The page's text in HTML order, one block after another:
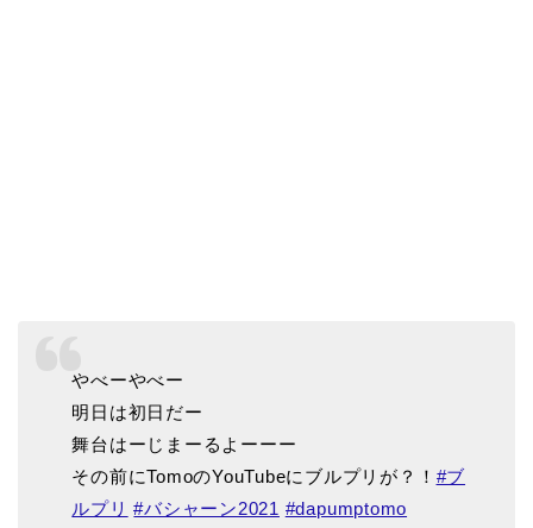
やべーやべー
明日は初日だー
舞台はーじまーるよーーー
その前にTomoのYouTubeにブルプリが？！ #ブ
ルプリ #バシャーン2021 #dapumptomo